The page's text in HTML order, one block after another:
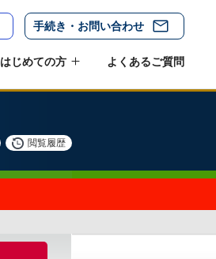
手続き・お問い合わせ
はじめての方 よくあるご質問
閲覧履歴